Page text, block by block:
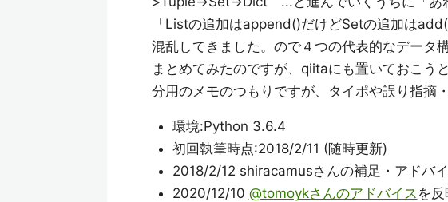
「Listの追加はappend()だけどSetの追加は
混乱してきました。ので４つの代表的なデータ
まとめてみたのですが、qiitaにも置いておこう
分用のメモのつもりですが、タイポや誤り指摘
環境:Python 3.6.4
初回執筆時点:2018/2/11 (随時更新)
2018/2/12 shiracamusさんの補足・アドバ
2020/12/10 @tomoykさんのアドバイス を反